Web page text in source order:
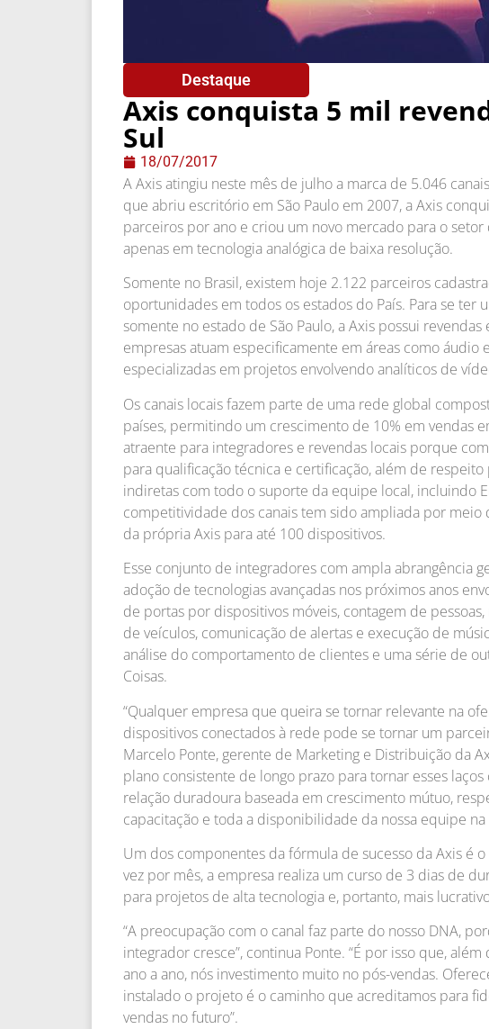
Destaque
Axis conquista 5 mil
Sul
18/07/2017
A Axis atingiu neste mês de julho a marca de 5.046
que abriu escritório em São Paulo em 2007, a Axis
parceiros por ano e criou um novo mercado para o
apenas em tecnologia analógica de baixa resolução.
Somente no Brasil, existem hoje 2.122 parceiros
oportunidades em todos os estados do País. Para se ter
somente no estado de São Paulo, a Axis possui
empresas atuam especificamente em áreas como áudio
especializadas em projetos envolvendo analíticos de
Os canais locais fazem parte de uma rede global
países, permitindo um crescimento de 10% em vendas
atraente para integradores e revendas locais porque
para qualificação técnica e certificação, além de
indiretas com todo o suporte da equipe local, incluindo
competitividade dos canais tem sido ampliada por meio
da própria Axis para até 100 dispositivos.
Esse conjunto de integradores com ampla abrangência
adoção de tecnologias avançadas nos próximos anos
de portas por dispositivos móveis, contagem de
de veículos, comunicação de alertas e execução de
análise do comportamento de clientes e uma série de
Coisas.
“Qualquer empresa que queira se tornar relevante na
dispositivos conectados à rede pode se tornar um
Marcelo Ponte, gerente de Marketing e Distribuição da
plano consistente de longo prazo para tornar esses
relação duradoura baseada em crescimento mútuo,
capacitação e toda a disponibilidade da nossa equipe na
Um dos componentes da fórmula de sucesso da Axis é
vez por mês, a empresa realiza um curso de 3 dias de
para projetos de alta tecnologia e, portanto, mais
“A preocupação com o canal faz parte do nosso DNA,
integrador cresce”, continua Ponte. “É por isso que,
ano a ano, nós investimento muito no pós-vendas.
instalado o projeto é o caminho que acreditamos para
vendas no futuro”.